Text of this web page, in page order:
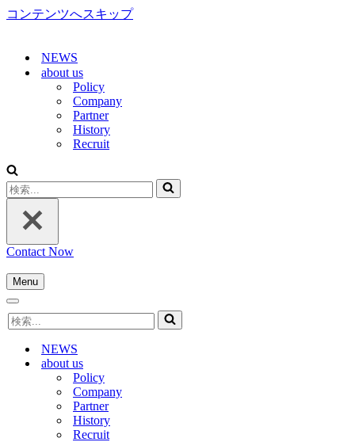
コンテンツへスキップ
NEWS
about us
Policy
Company
Partner
History
Recruit
検
索...
Contact Now
Menu
ナ
ゲ
シ
ョ
ナ
ビ
検
索...
NEWS
about us
Policy
Company
Partner
History
Recruit